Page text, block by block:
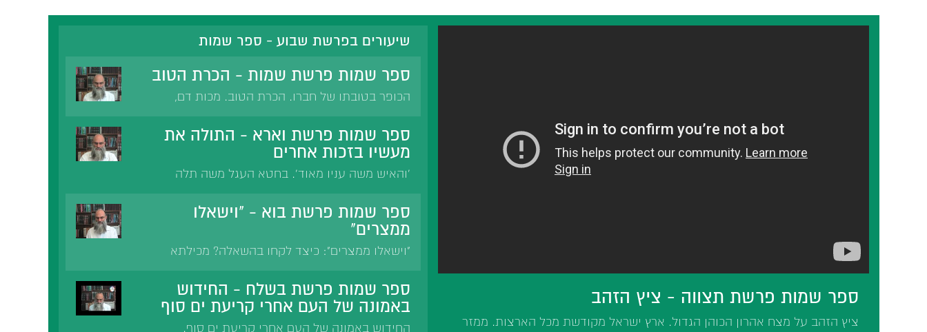
ספר שמות פרשת תצווה - ציץ הזהב
ציץ הזהב על מצח אהרון הכוהן הגדול. ארץ ישראל מקודשת מכל הארצות. ממזר
שיעורים בפרשת שבוע - ספר שמות
ספר שמות פרשת שמות - הכרת הטוב
הכופר בטובתו של חברו. הכרת הטוב. מכות דם,
'לא תתעב מצרי'. 'זכרתי לך חסד נעורייך'. אליהו
ואלישע. חזקיהו לא אמר שירה אחרי מפלת סנחריב.
ספר שמות פרשת וארא - התולה את
מעשיו בזכות אחרים
'והאיש משה עניו מאוד'. בחטא העגל משה תלה
בזכות אחרים. ספר נחמיה לא נקרא על שמו בגלל
שהחזיק טובה לעצמו. רמב'ן: המתגאה על הבריות-
מורד במלכות שמים.
ספר שמות פרשת בוא - "וישאלו
ממצרים"
"וישאלו ממצרים": כיצד לקחו בהשאלה? מכילתא
במתנה. הרב הירש: לתבוע, לבקש. אבן עזרא: ברצונו
של ה' לתת. סנהדרין: אלכסנדר מוקדון, גביה בן
ספר שמות פרשת בשלח - החידוש
באמונה של העם אחרי קריעת ים סוף
החידוש באמונה של העם אחרי קריעת ים סוף.